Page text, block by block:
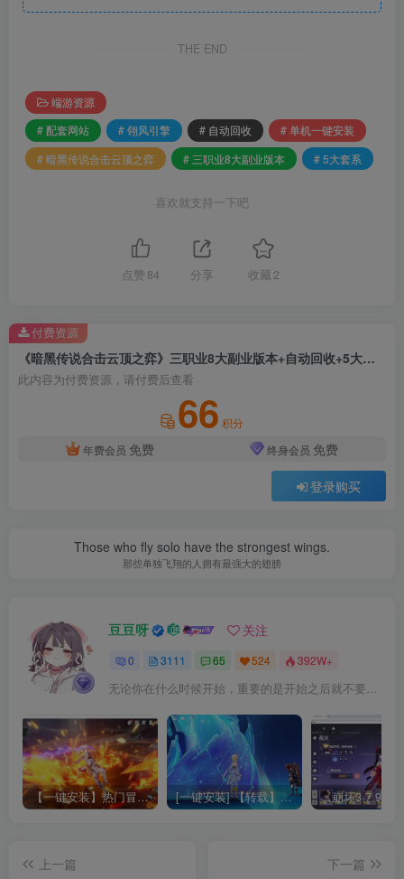
THE END
端游资源
# 配套网站
# 翎风引擎 # 自动回收
# 单机一键安装
# 暗黑传说合击云顶之弈
# 三职业8大副业版本 # 5大套系
喜欢就支持一下吧
点赞 84 分享 收藏 2
《暗黑传说合击云顶之弈》三职业8大副业版本+自动回收+5大套系+翎风引擎+单机一键安装+ 配套网站
此内容为付费资源，请付费后查看
66 积分
年费会员 免费 终身会员 免费
登录购买
付费资源
Those who fly solo have the strongest wings.
那些单独飞翔的人拥有最强大的翅膀
豆豆呀 关注
0 3111 65 524 392W+
无论你在什么时候开始，重要的是开始之后就不要停止
【一键安装】热门冒险策略类游戏崩坏：星穹铁道全新2.3版本一键端+一键代理+一键启动+免虚拟机 [一键安装] 【转载】原神3.4真端服务端+源码+配套客户端+详尽说明+GM工具+源码说明文件
上一篇
下一篇